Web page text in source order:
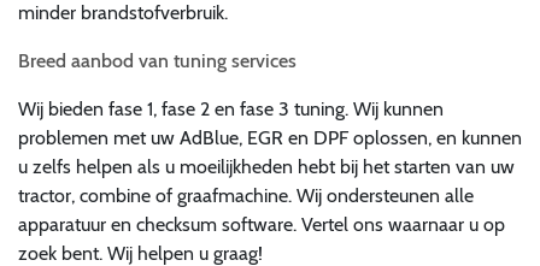
minder brandstofverbruik.
Breed aanbod van tuning services
Wij bieden fase 1, fase 2 en fase 3 tuning. Wij kunnen
problemen met uw AdBlue, EGR en DPF oplossen, en kunnen
u zelfs helpen als u moeilijkheden hebt bij het starten van uw
tractor, combine of graafmachine. Wij ondersteunen alle
apparatuur en checksum software. Vertel ons waarnaar u op
zoek bent. Wij helpen u graag!